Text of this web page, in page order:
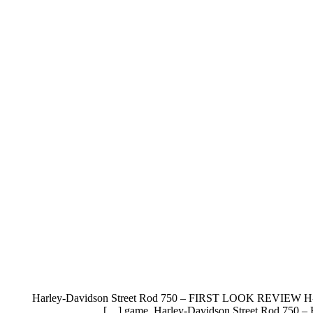
Harley-Davidson Street Rod 750 – FIRST LOOK REVIEW H-
game. Harley-Davidson Street Rod 750 –